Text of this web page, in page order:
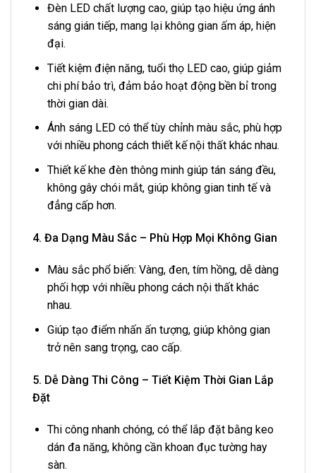
Đèn LED chất lượng cao, giúp tạo hiệu ứng ánh
sáng gián tiếp, mang lại không gian ấm áp, hiện
đại.
Tiết kiệm điện năng, tuổi thọ LED cao, giúp giảm
chi phí bảo trì, đảm bảo hoạt động bền bỉ trong
thời gian dài.
Ánh sáng LED có thể tùy chỉnh màu sắc, phù hợp
với nhiều phong cách thiết kế nội thất khác nhau.
Thiết kế khe đèn thông minh giúp tán sáng đều,
không gây chói mắt, giúp không gian tinh tế và
đẳng cấp hơn.
4. Đa Dạng Màu Sắc – Phù Hợp Mọi Không Gian
Màu sắc phổ biến: Vàng, đen, tím hồng, dễ dàng
phối hợp với nhiều phong cách nội thất khác
nhau.
Giúp tạo điểm nhấn ấn tượng, giúp không gian
trở nên sang trọng, cao cấp.
5. Dễ Dàng Thi Công – Tiết Kiệm Thời Gian Lắp
Đặt
Thi công nhanh chóng, có thể lắp đặt bằng keo
dán đa năng, không cần khoan đục tường hay
sàn.